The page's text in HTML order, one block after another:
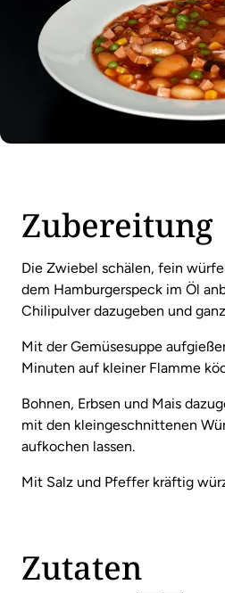
Zubereitung
Die Zwiebel schälen, fein
dem Hamburgerspeck im Öl
Chilipulver dazugeben und
Mit der Gemüsesuppe
Minuten auf kleiner Flamme
Bohnen, Erbsen und Mais
mit den kleingeschnittenen
aufkochen lassen.
Mit Salz und Pfeffer kräftig
Zutaten